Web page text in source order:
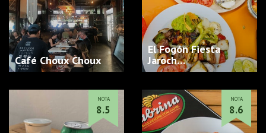
Café Choux Choux
El Fogón Fiesta
Jaroch…
NOTA
8.5
NOTA
8.6